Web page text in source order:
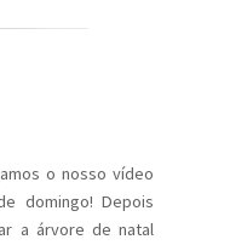
o nosso vídeo
domingo! Depois
a árvore de natal